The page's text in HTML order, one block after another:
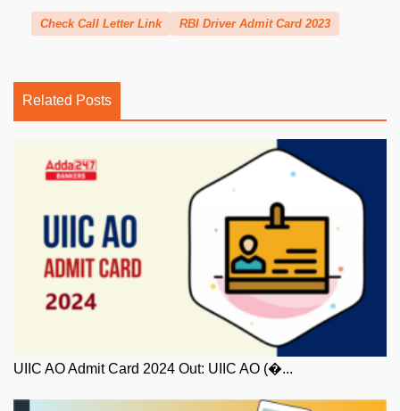
Check Call Letter Link RBI Driver Admit Card 2023
Related Posts
UIIC AO Admit Card 2024 Out: UIIC AO (�...